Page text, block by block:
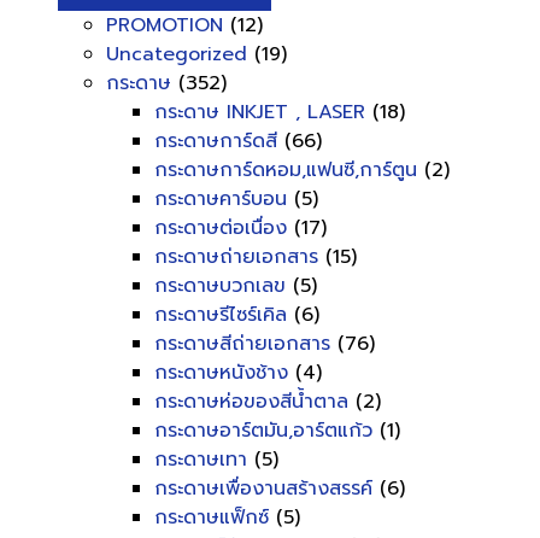
PROMOTION (12)
Uncategorized (19)
กระดาษ (352)
กระดาษ INKJET , LASER (18)
กระดาษการ์ดสี (66)
กระดาษการ์ดหอม,แฟนซี,การ์ตูน (2)
กระดาษคาร์บอน (5)
กระดาษต่อเนื่อง (17)
กระดาษถ่ายเอกสาร (15)
กระดาษบวกเลข (5)
กระดาษรีไซร์เคิล (6)
กระดาษสีถ่ายเอกสาร (76)
กระดาษหนังช้าง (4)
กระดาษห่อของสีน้ำตาล (2)
กระดาษอาร์ตมัน,อาร์ตแก้ว (1)
กระดาษเทา (5)
กระดาษเพื่องานสร้างสรรค์ (6)
กระดาษแฟ็กซ์ (5)